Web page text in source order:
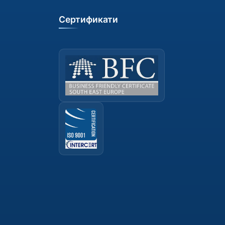
Сертификати